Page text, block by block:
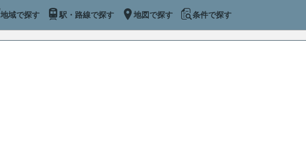
地域で探す 駅・路線で探す 地図で探す 条件で探す